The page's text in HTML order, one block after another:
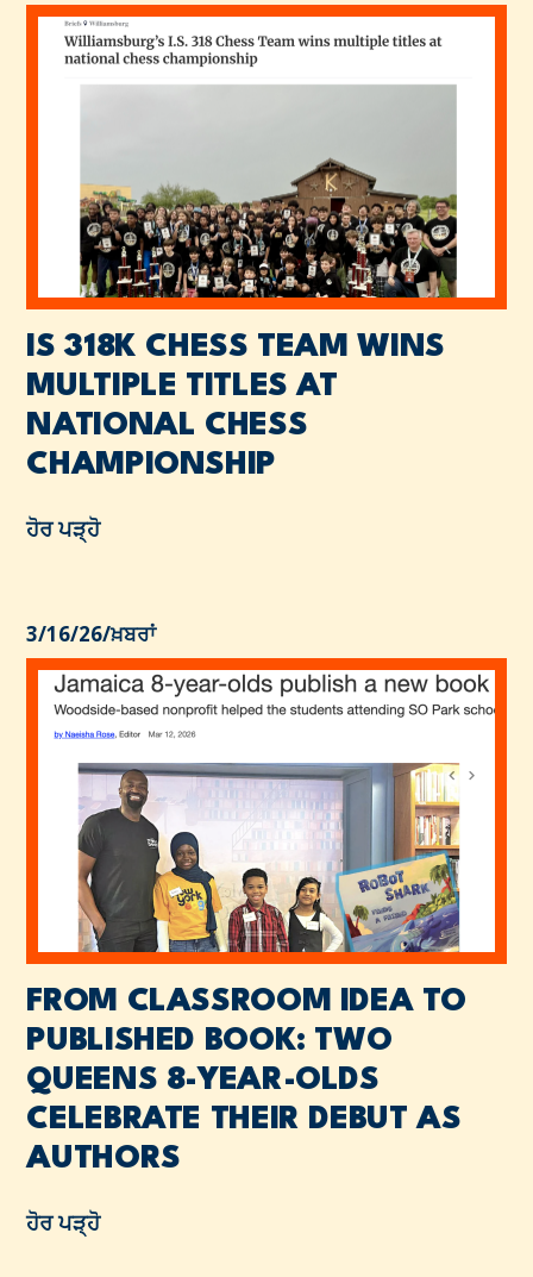
IS 318K CHESS TEAM WINS
MULTIPLE TITLES AT
NATIONAL CHESS
CHAMPIONSHIP
ਹੋਰ ਪੜ੍ਹੋ
3/16/26/ਖ਼ਬਰਾਂ
FROM CLASSROOM IDEA TO
PUBLISHED BOOK: TWO
QUEENS 8-YEAR-OLDS
CELEBRATE THEIR DEBUT AS
AUTHORS
ਹੋਰ ਪੜ੍ਹੋ